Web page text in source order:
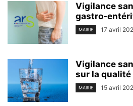
Vigilance
gastro-
MAIRIE 17 avril
Vigilance
sur la qualité
MAIRIE 15 avril